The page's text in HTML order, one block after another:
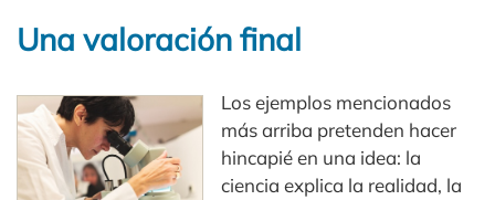
Una valoración final
Los ejemplos mencionados
más arriba pretenden hacer
hincapié en una idea: la
ciencia explica la realidad, la